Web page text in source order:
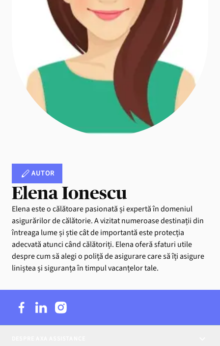
AUTOR
Elena Ionescu
Elena este o călătoare pasionată și expertă în domeniul
asigurărilor de călătorie. A vizitat numeroase destinații din
întreaga lume și știe cât de importantă este protecția
adecvată atunci când călătoriți. Elena oferă sfaturi utile
despre cum să alegi o poliță de asigurare care să îți asigure
liniștea și siguranța în timpul vacanțelor tale.